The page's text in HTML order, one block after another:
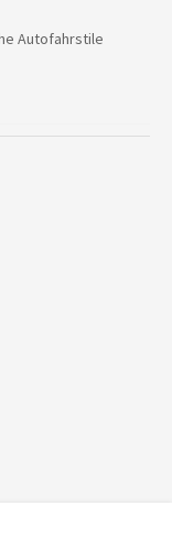
Autofahrstile